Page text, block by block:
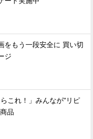
をもう一段安全に 買い切
ジ
らこれ！」みんなが"リピ
品